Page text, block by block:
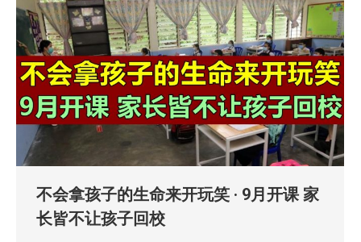
不会拿孩子的生命来开玩笑 · 9月开课 家
长皆不让孩子回校